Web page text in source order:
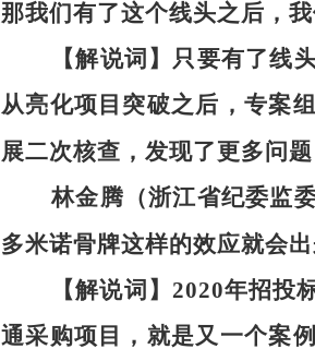
那我们有了这个线头之后，
【解说词】
只要有了线
从亮化项目突破之后，专案
展二次核查，发现了更多问
林金腾（浙江省纪委监
多米诺骨牌这样的效应就会
【解说词】 2020年招投
通采购项目，就是又一个案